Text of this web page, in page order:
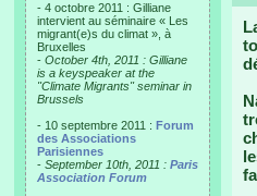
- 4 octobre 2011 : Gilliane
intervient au séminaire « Les
migrant(e)s du climat », à
Bruxelles
- October 4th, 2011 : Gilliane
is a keyspeaker at the
"Climate Migrants" seminar in
Brussels
- 10 septembre 2011 : Forum
des Associations
Parisiennes
- September 10th, 2011 : Paris
Association Forum